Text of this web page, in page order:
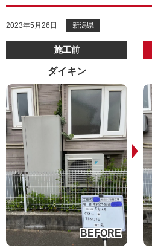
2023年5月26日 新潟県
施工前
ダイキン